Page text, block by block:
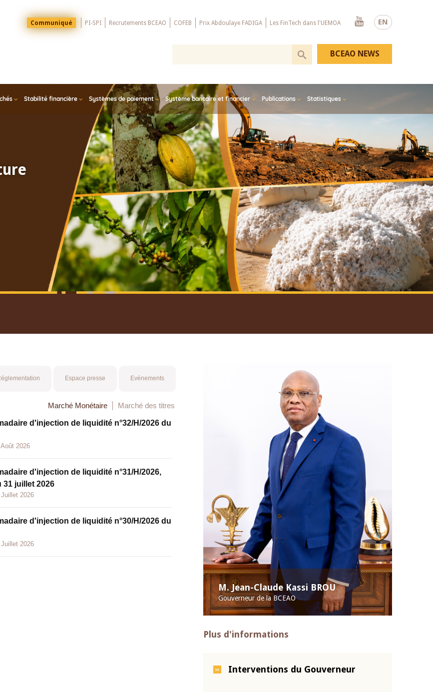
EN
Menu
Top
Communiqué PI-SPI Recrutements BCEAO COFEB Prix Abdoulaye FADIGA Les FinTech dans l'UEMOA
Youtube
Stabilité financière Systèmes de paiement Système bancaire et financier Publications Statistiques
BCEAO NEWS
M. Jean-Claude Kassi BROU
Gouverneur de la BCEAO
Plus d'informations
Interventions du Gouverneur
Espace presse Evénements
Marché Monétaire Marché des titres
d'injection de liquidité n°32/H/2026 du
2026
d'injection de liquidité n°31/H/2026,
31 juillet 2026
2026
d'injection de liquidité n°30/H/2026 du
2026